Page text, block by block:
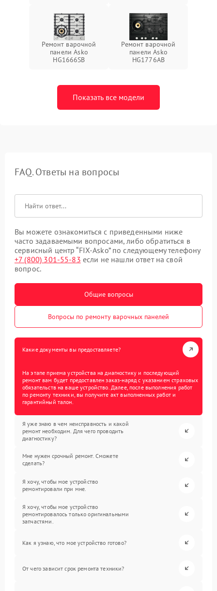
Ремонт варочной
панели Asko
HG1666SB
Ремонт варочной
панели Asko
HG1776AB
Показать все модели
FAQ. Ответы на вопросы
Вы можете ознакомиться с приведенными ниже
часто задаваемыми вопросами, либо обратиться в
сервисный центр “FIX-Asko” по следующему телефону
+7 (800) 301-55-83 если не нашли ответ на свой
вопрос.
Общие вопросы
Вопросы по ремонту варочных панелей
Какие документы вы предоставляете?
На этапе приема устройства на диагностику и последующий
ремонт вам будет предоставлен заказ-наряд с указанием страховых
обязательств на ваше устройство. Далее, после выполнения работ
по ремонту техники, вы получите акт выполненных работ и
гарантийный талон.
Я уже знаю в чем неисправность и какой
ремонт необходим. Для чего проводить
диагностику?
Мне нужен срочный ремонт. Сможете
сделать?
Я хочу, чтобы мое устройство
ремонтировали при мне.
Я хочу, чтобы мое устройство
ремонтировалось только оригинальными
запчастями.
Как я узнаю, что мое устройство готово?
От чего зависит срок ремонта техники?